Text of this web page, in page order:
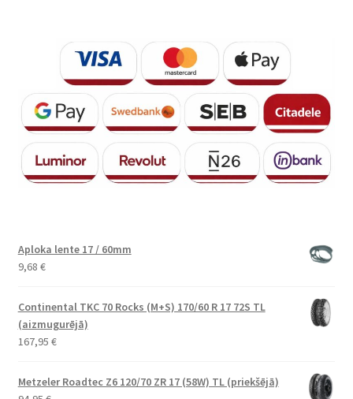
Aploka lente 17 / 60mm
9,68 €
Continental TKC 70 Rocks (M+S) 170/60 R 17 72S TL
(aizmugurējā)
167,95 €
Metzeler Roadtec Z6 120/70 ZR 17 (58W) TL (priekšējā)